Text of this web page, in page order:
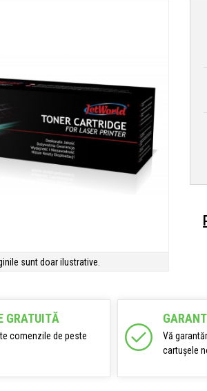
sunt doar ilustrative.
GRATUITĂ
comenzile de peste
Vă
cartușele